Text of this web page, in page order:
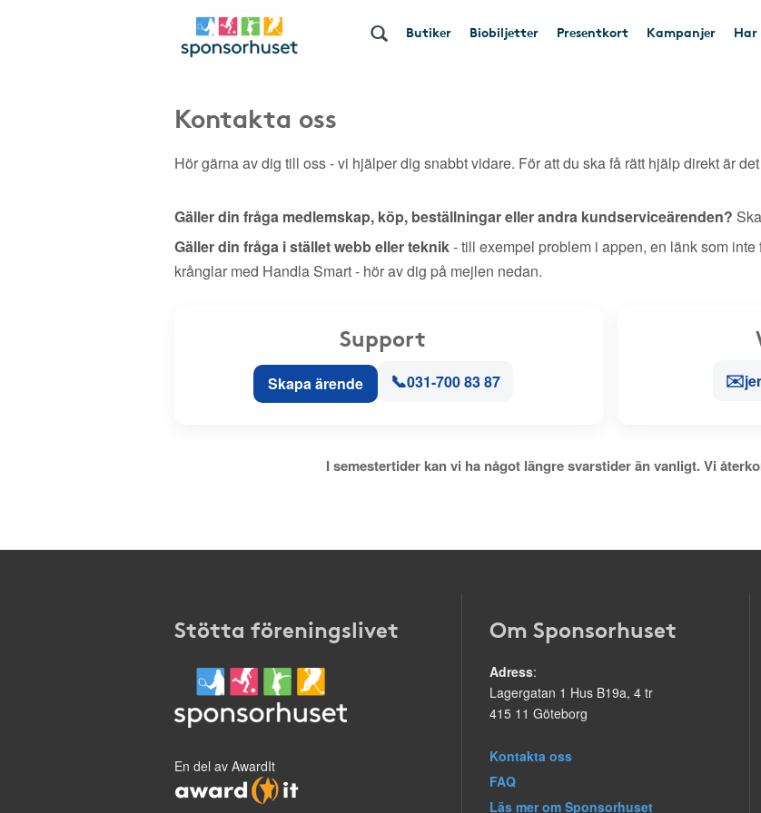
Butiker Biobiljetter Presentkort Kampanjer
Kontakta oss
Hör gärna av dig till oss - vi hjälper dig snabbt vidare. För att du ska få rätt hjälp direkt är
Gäller din fråga medlemskap, köp, beställningar eller andra kundserviceärenden?
Gäller din fråga i stället webb eller teknik- till exempel problem i appen, en länk som
krånglar med Handla Smart - hör av dig på mejlen nedan.
Support
Skapa ärende 📞031-700 83 87 ✉️
I semestertider kan vi ha något längre svarstider än vanligt. Vi
Stötta föreningslivet
En del av AwardIt
Om Sponsorhuset
Adress:
Lagergatan 1 Hus B19a, 4 tr
415 11 Göteborg
Kontakta oss
FAQ
Läs mer om Sponsorhuset